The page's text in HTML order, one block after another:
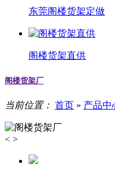
东莞阁楼货架定做
阁楼货架直供
阁楼货架厂
当前位置： 首页 » 产品中
< >